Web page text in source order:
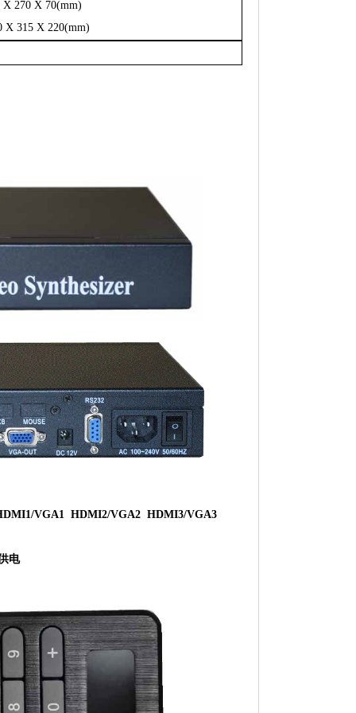
270 X 70(mm)
315 X 220(mm)
VGA1 HDMI2/VGA2 HDMI3/VGA3
电